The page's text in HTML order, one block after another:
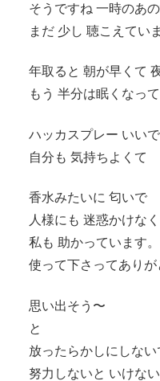
そうですね 一時のあ
まだ 少し 聴こえてい
年取ると 朝が早くて
もう 半分は眠くなって
ハッカスプレー いい
自分も 気持ちよくて
香水みたいに 匂いで
人様にも 迷惑かけな
私も 助かっています。
使って下さってありが
思い出そう〜
と
放ったらかしにしない
努力しないと いけな